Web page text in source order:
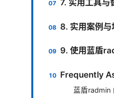
7. 实用工具与
8. 实用案例与
9. 使用蓝盾
Frequently
蓝盾radmin